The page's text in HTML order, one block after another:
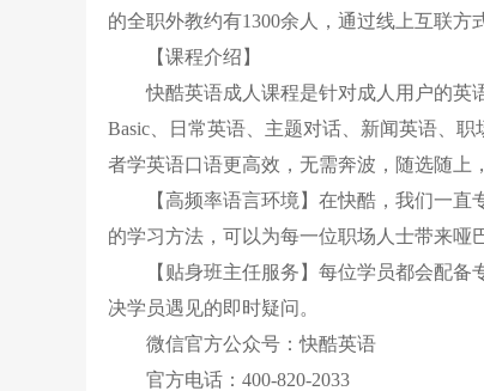
的全职外教约有1300余人，通过线上互联方
【课程介绍】
快酷英语成人课程是针对成人用户的英
Basic、日常英语、主题对话、新闻英语、
者学英语口语更高效，无需奔波，随选随上
【高频率语言环境】在快酷，我们一
的学习方法，可以为每一位职场人士带来哑
【贴身班主任服务】每位学员都会配
决学员遇见的即时疑问。
微信官方公众号：快酷英语
官方电话：400-820-2033